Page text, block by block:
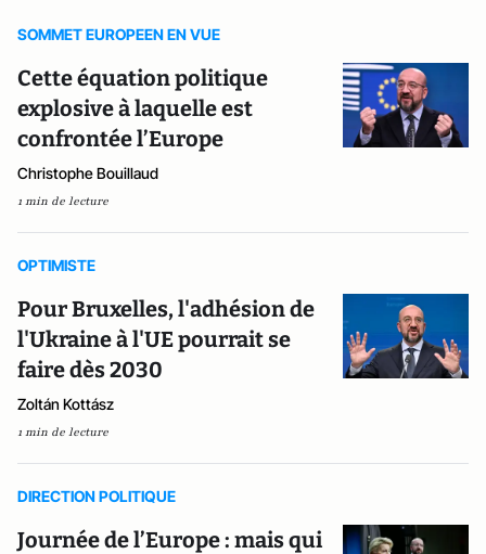
SOMMET EUROPEEN EN VUE
Cette équation politique
explosive à laquelle est
confrontée l’Europe
Christophe Bouillaud
1 min de lecture
OPTIMISTE
Pour Bruxelles, l'adhésion de
l'Ukraine à l'UE pourrait se
faire dès 2030
Zoltán Kottász
1 min de lecture
DIRECTION POLITIQUE
Journée de l’Europe : mais qui